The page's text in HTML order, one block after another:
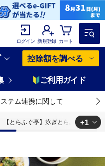
ログイン 新規登録 カート
控除額を調べる
ご利用ガイド
テム連携に関して
【とらふぐ亭】泳ぎとらふぐセット
+1